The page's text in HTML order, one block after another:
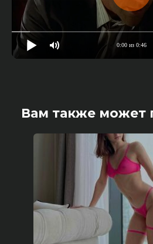
0:00 из 0:46
Вам также может